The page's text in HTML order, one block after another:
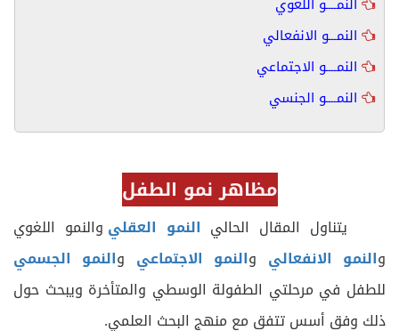
النمـــو الانفعالي
النمــــو الاجتماعي
النمــــو الجنسي
مظاهر نمو الطفل
يتناول المقال الحالي النمو العقلي والنمو اللغوي
والنمو الانفعالي والنمو الاجتماعي والنمو الجسمي
للطفل في مرحلتي الطفولة الوسطي والمتأخرة ويبحث حول
ذلك وفق أسس تتفق مع منهج البحث العلمي.